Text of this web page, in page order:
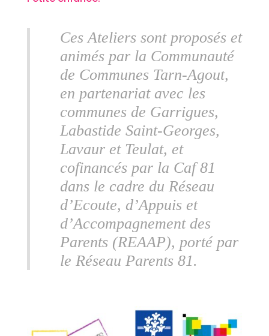
Ces Ateliers sont proposés et
animés par la Communauté
de Communes Tarn-Agout,
en partenariat avec les
communes de Garrigues,
Labastide Saint-Georges,
Lavaur et Teulat, et
cofinancés par la Caf 81
dans le cadre du Réseau
d’Ecoute, d’Appuis et
d’Accompagnement des
Parents (REAAP), porté par
le Réseau Parents 81.